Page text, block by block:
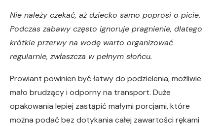
Nie należy czekać, aż dziecko samo poprosi o picie.
Podczas zabawy często ignoruje pragnienie, dlatego
krótkie przerwy na wodę warto organizować
regularnie, zwłaszcza w pełnym słońcu.
Prowiant powinien być łatwy do podzielenia, możliwie
mało brudzący i odporny na transport. Duże
opakowania lepiej zastąpić małymi porcjami, które
można podać bez dotykania całej zawartości rękami